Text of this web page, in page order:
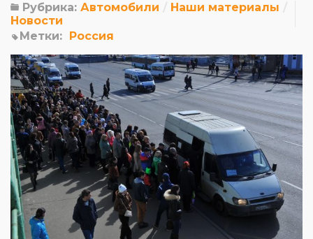
Рубрика: Автомобили
Наши материалы
Новости
Метки: Россия